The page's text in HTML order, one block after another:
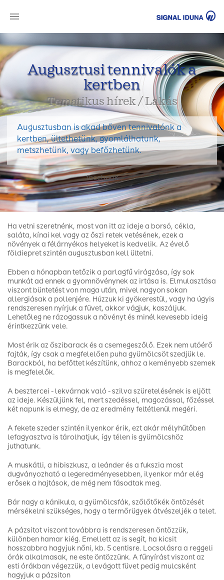
Augusztusi tennivalók a
kertben
Tematikus hírek / Lakás
Augusztusban is akad bőven tennivalónk a
kertben, ültethetünk, gyomlálhatunk,
metszhetünk, vagy befőzhetünk.
facebook
Ha vetni szeretnénk, most van itt az ideje a borsó, cékla,
saláta, kínai kel vagy az őszi retek vetésének, ezek a
növények a félárnyékos helyeket is kedvelik. Az évelő
földiepret szintén augusztusban kell ültetni.
Ebben a hónapban tetőzik a parlagfű virágzása, így sok
munkát ad ennek a gyomnövénynek az irtása is. Elmulasztása
viszont büntetést von maga után, mivel nagyon sokan
allergiásak a pollenjére. Húzzuk ki gyökerestül, vagy ha úgyis
rendszeresen nyírjuk a füvet, akkor vágjuk, kaszáljuk.
Lehetőleg ne rázogassuk a növényt és minél kevesebb ideig
érintkezzünk vele.
Most érik az őszibarack és a csemegeszőlő. Ezek nem utóérő
fajták, így csak a megfelelően puha gyümölcsöt szedjük le.
Barackból, ha befőttet készítünk, ahhoz a keményebb szemek
is megfelelők.
A besztercei - lekvárnak való - szilva szüretelésének is eljött
az ideje. Készüljünk fel, mert szedéssel, magozással, főzéssel
két napunk is elmegy, de az eredmény feltétlenül megéri.
A fekete szeder szintén ilyenkor érik, ezt akár mélyhűtőben
lefagyasztva is tárolhatjuk, így télen is gyümölcshöz
juthatunk.
A muskátli, a hibiszkusz, a leánder és a fukszia most
dugványozható a legeredményesebben, ilyenkor már elég
erősek a hajtások, de még nem fásodtak meg.
Bár nagy a kánikula, a gyümölcsfák, szőlőtőkék öntözését
mérsékelni szükséges, hogy a termőrügyek átvészeljék a telet.
A pázsitot viszont továbbra is rendszeresen öntözzük,
különben hamar kiég. Emellett az is segít, ha kicsit
hosszabbra hagyjuk nőni, kb. 5 centisre. Locsolásra a reggeli
órák alkalmasak, ne este öntözzünk. A fűnyírást viszont az
esti órákban végezzük, a levágott füvet pedig mulcsként
hagyjuk a pázsiton